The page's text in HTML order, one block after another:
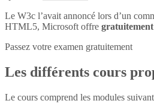
Le W3c l’avait annoncé lors d’un
HTML5, Microsoft offre gratuitement
Passez votre examen gratuitement
Les différents cours
Le cours comprend les modules